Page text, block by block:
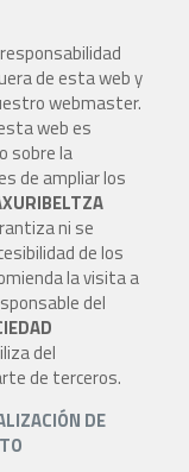
de esta web y
webmaster.
web es
sobre la
de ampliar los
ni se
de los
la visita a
del
del
de terceros.
DE